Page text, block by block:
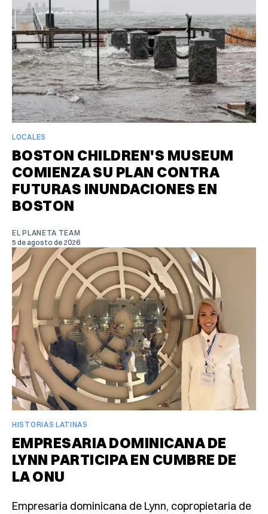
LOCALES
BOSTON CHILDREN'S MUSEUM
COMIENZA SU PLAN CONTRA
FUTURAS INUNDACIONES EN
BOSTON
EL PLANETA TEAM
5 de agosto de 2026
HISTORIAS LATINAS
EMPRESARIA DOMINICANA DE
LYNN PARTICIPA EN CUMBRE DE
LA ONU
Empresaria dominicana de Lynn, copropietaria de